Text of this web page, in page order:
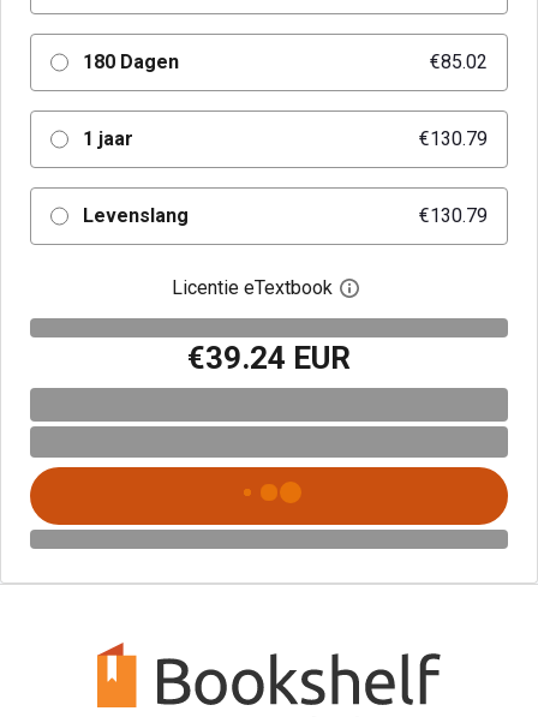
180 Dagen €85.02
1 jaar €130.79
Levenslang €130.79
Licentie eTextbook Open het
€39.24 EUR